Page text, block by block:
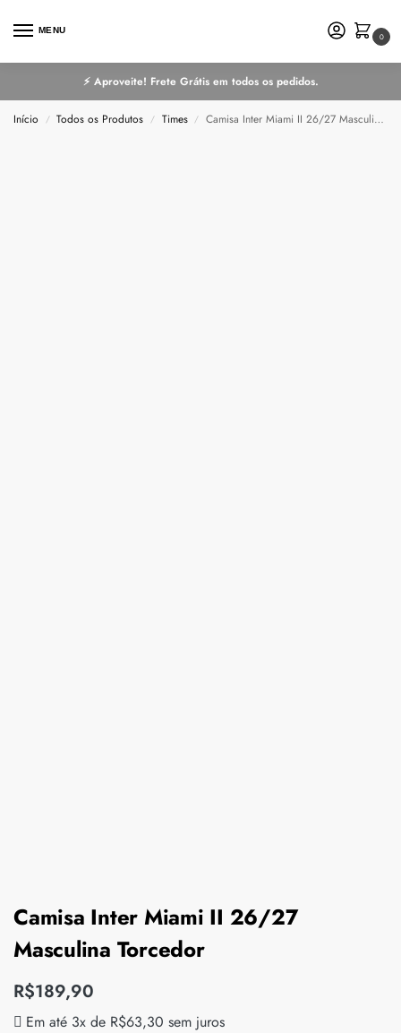
MENU
0
⚡ Aproveite! Frete Grátis em todos os pedidos.
Início / Todos os Produtos / Times / Camisa Inter Miami II 26/27 Masculina Torcedor
Camisa Inter Miami II 26/27
Masculina Torcedor
R$189,90
Em até 3x de R$63,30 sem juros